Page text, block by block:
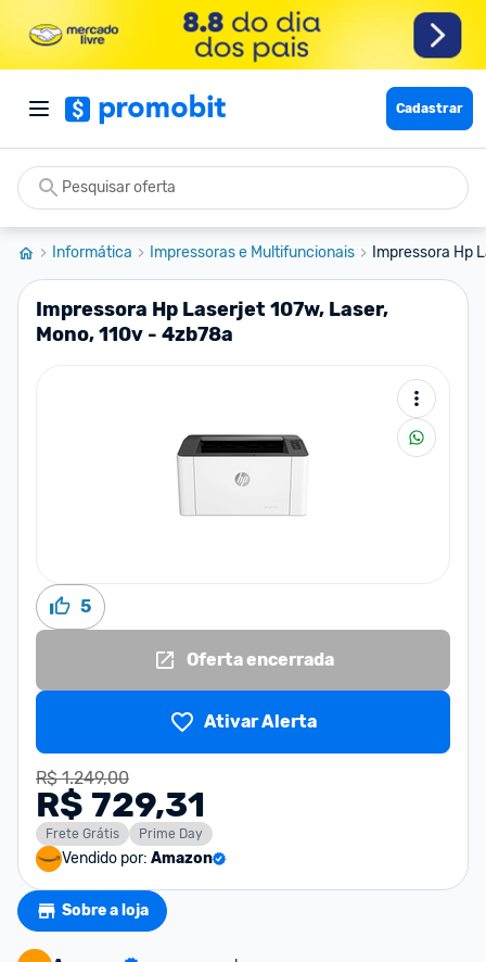
Cadastrar
Informática Impressoras e Multifuncionais Impressora Hp
Impressora Hp Laserjet 107w, Laser,
Mono, 110v - 4zb78a
5
Oferta encerrada
Ativar Alerta
R$ 1.249,00
R$ 729,31
Frete Grátis Prime Day
Vendido por: Amazon
Sobre a loja